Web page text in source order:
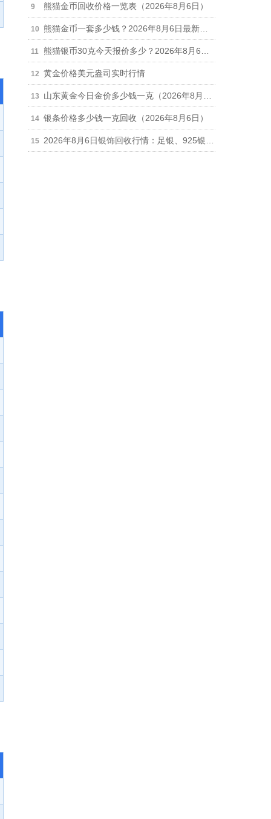
熊猫金币回收价格一览表（2026年8月6日）
黄金价格美元盎司实时行情
银条价格多少钱一克回收（2026年8月6日）